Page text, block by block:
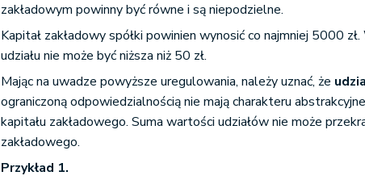
zakładowym powinny być równe i są niepodzielne.
Kapitał zakładowy spółki powinien wynosić co najmniej 5000
udziału nie może być niższa niż 50 zł.
Mając na uwadze powyższe uregulowania, należy uznać, że
ograniczoną odpowiedzialnością nie mają charakteru
kapitału zakładowego. Suma wartości udziałów nie może
zakładowego.
Przykład 1.